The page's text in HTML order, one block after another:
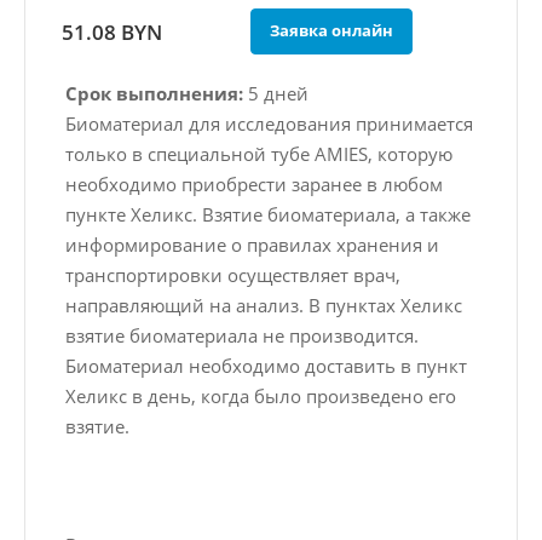
51.08 BYN Заявка онлайн
Срок выполнения: 5 дней
Биоматериал для исследования принимается
только в специальной тубе AMIES, которую
необходимо приобрести заранее в любом
пункте Хеликс. Взятие биоматериала, а также
информирование о правилах хранения и
транспортировки осуществляет врач,
направляющий на анализ. В пунктах Хеликс
взятие биоматериала не производится.
Биоматериал необходимо доставить в пункт
Хеликс в день, когда было произведено его
взятие.